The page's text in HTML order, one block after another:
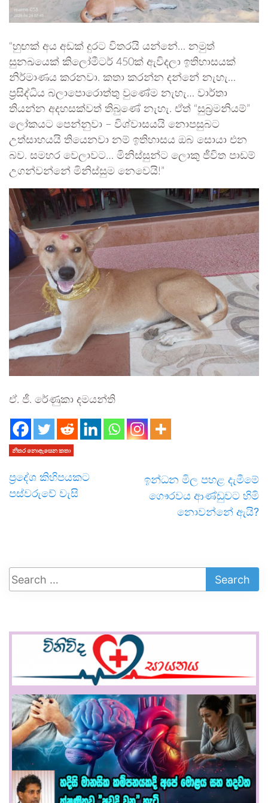
“හුඟක් අය අඩක් දුරට විතරයි යන්නේ… නමුත්
සුනඛයෙක් කිලෝමීටර් 450ක් ඇවිදලා ඉතිහාසයක්
නිර්මාණය කරනවා. කතා කරන්න දන්නේ නැහැ…
ප්‍රසිද්ධිය බලාපොරොත්තු වුණේම නැහැ… වාර්තා
තියන්න අදහසක්වත් තිබුණේ නැහැ. ඒත් “සුබ්‍රමනියම්”
ලෝකයට පෙන්නුවා – විශ්වාසයයි නොපසුබට
උත්සාහයයි තියෙනවා නම් ඉතිහාසය ඔබ සොයා එන
බව. සමහර වෙලාවට… මිනිස්සුන්ට ලොකු ජීවිත පාඩම්
උගන්වන්නේ මිනිස්සුම නෙවෙයි!”
ඒ. ජී. රේණුකා දමයන්ති
නිතර නොඇසෙන කතා
ප්‍රදේශ කිහිපයකට
පස්වරුවේ වැසි
ඉන්ධන මිල පහළ දැමීමේ
ගෞරවය ආණ්ඩුවට හිමි
නොවන්නේ ඇයි?